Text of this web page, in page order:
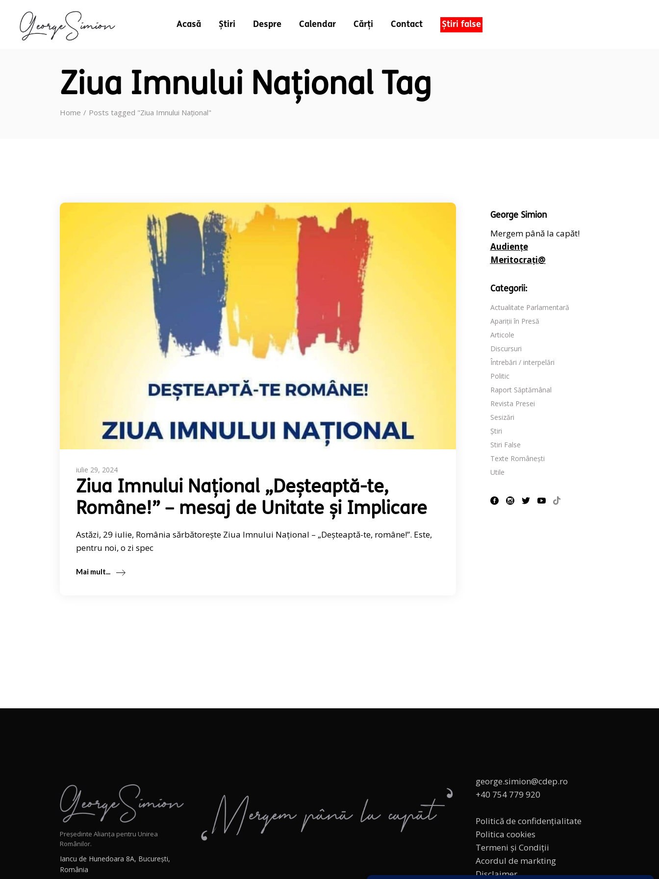
Acasă Știri Despre Calendar Cărți Contact Știri false
Ziua Imnului Național Tag
Home Posts tagged "Ziua Imnului Național"
iulie 29, 2024
Ziua Imnului Național „Deșteaptă-te,
Române!” – mesaj de Unitate și Implicare
Astăzi, 29 iulie, România sărbătorește Ziua Imnului Național – „Deșteaptă-te, române!”. Este,
pentru noi, o zi spec
Mai mult...
George Simion
Mergem până la capăt!
Audiențe
Meritocrați@
Categorii:
Actualitate Parlamentară
Apariții în Presă
Articole
Discursuri
Întrebări / interpelări
Politic
Raport Săptămânal
Revista Presei
Sesizări
Știri
Stiri False
Texte Românești
Utile
Președinte Alianța pentru Unirea
Românilor.
Iancu de Hunedoara 8A, București,
România
george.simion@cdep.ro
+40 754 779 920
Politică de confidențialitate
Politica cookies
Termeni și Condiții
Acordul de markting
Disclaimer